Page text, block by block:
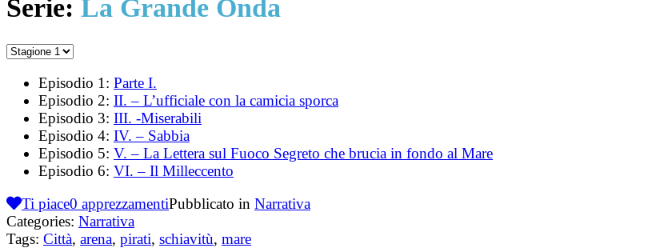
Serie: La Grande Onda
Episodio 1: Parte I.
Episodio 2: II. – L’ufficiale con la camicia sporca
Episodio 3: III. -Miserabili
Episodio 4: IV. – Sabbia
Episodio 5: V. – La Lettera sul Fuoco Segreto che brucia in fondo al Mare
Episodio 6: VI. – Il Milleccento
Ti piace0 apprezzamentiPubblicato in Narrativa
Categories: Narrativa
Tags: Città, arena, pirati, schiavitù, mare